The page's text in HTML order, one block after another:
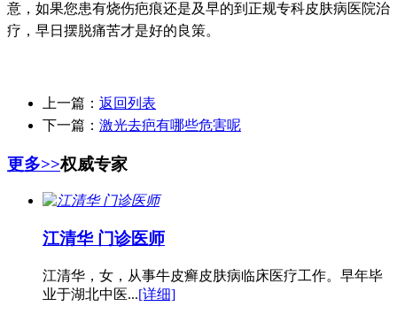
意，如果您患有烧伤疤痕还是及早的到正规专科皮肤病医院治
疗，早日摆脱痛苦才是好的良策。
上一篇： 返回列表
下一篇： 激光去疤有哪些危害呢
更多>>权威专家
江清华 门诊医师
江清华，女，从事牛皮癣皮肤病临床医疗工作。早年毕
业于湖北中医...[详细]